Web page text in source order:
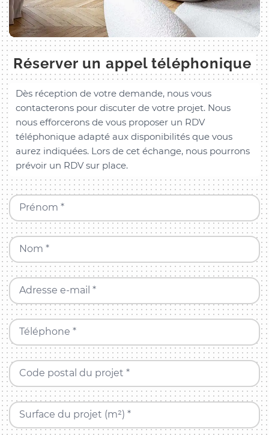
Réserver un appel téléphonique
Dès réception de votre demande, nous vous
contacterons pour discuter de votre projet. Nous
nous efforcerons de vous proposer un RDV
téléphonique adapté aux disponibilités que vous
aurez indiquées. Lors de cet échange, nous pourrons
prévoir un RDV sur place.
Prénom *
Nom *
Adresse e-mail *
Téléphone *
Code postal du projet *
Surface du projet (m²) *